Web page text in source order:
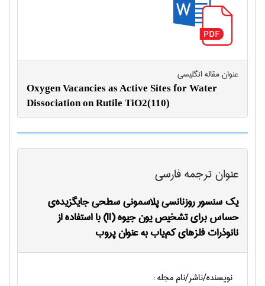
عنوان مقاله انگليسی
Oxygen Vacancies as Active Sites for Water
Dissociation on Rutile TiO2(110)
عنوان ترجمه فارسی
یک سنسور روزنانسی پلاسمونی سطحی جایگزیده‌ی
حساس برای تشخیص یون جیوه (II) با استفاده از
نانوذرات فلز‌های کم‌یاب به عنوان پروب
نویسنده/ناشر/نام مجله :